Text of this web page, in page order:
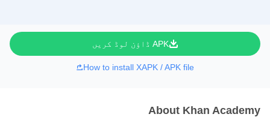
APK ڈاؤن لوڈ کریں
How to install XAPK / APK file
About Khan Academy